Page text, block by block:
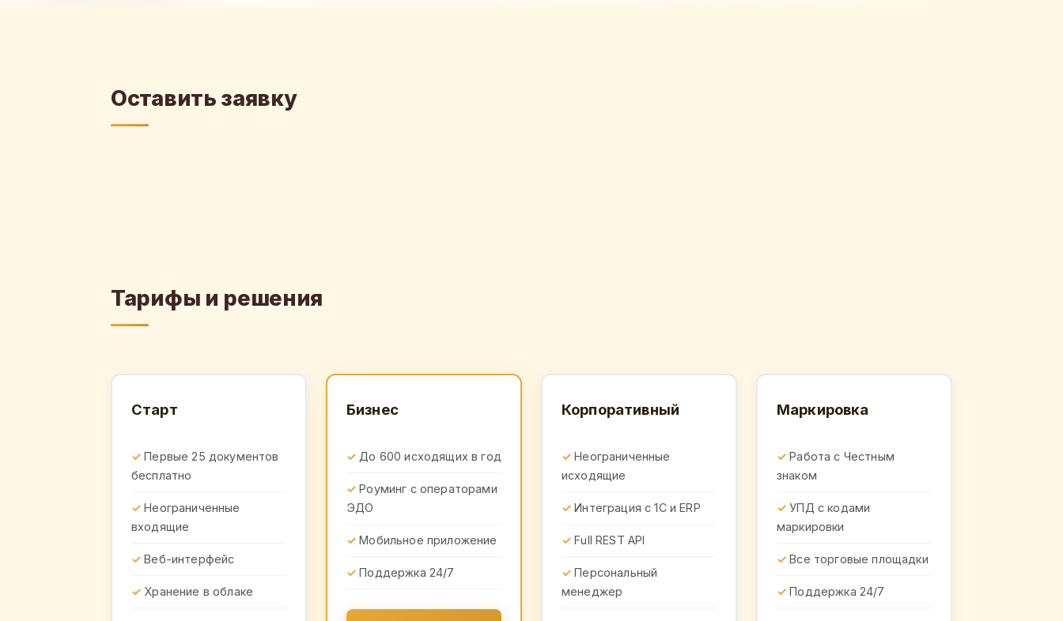
Оставить заявку
Тарифы и решения
Старт
Первые 25 документов
бесплатно
Неограниченные
входящие
Веб-интерфейс
Хранение в облаке
Бизнес
До 600 исходящих в год
Роуминг с операторами
ЭДО
Мобильное приложение
Поддержка 24/7
Корпоративный
Неограниченные
исходящие
Интеграция с 1С и ERP
Full REST API
Персональный
менеджер
Маркировка
Работа с Честным
знаком
УПД с кодами
маркировки
Все торговые площадки
Поддержка 24/7